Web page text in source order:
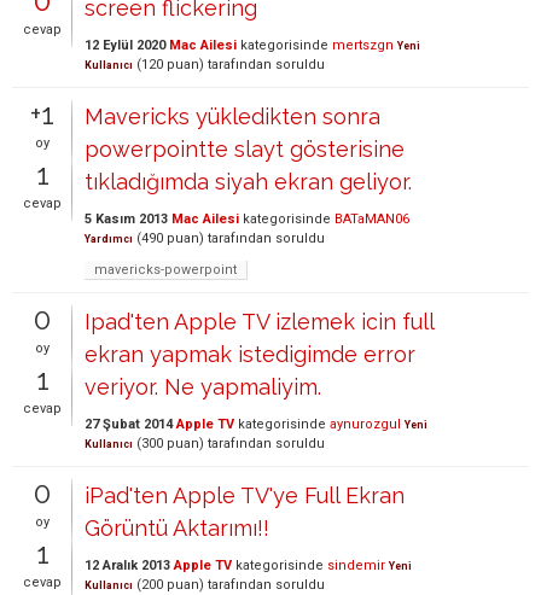
cevap
screen flickering
12 Eylül 2020 Mac Ailesi kategorisinde mertszgn Yeni
Kullanıcı (120 puan) tarafından soruldu
+1
oy
1
cevap
Mavericks yükledikten sonra
powerpointte slayt gösterisine
tıkladığımda siyah ekran geliyor.
5 Kasım 2013 Mac Ailesi kategorisinde BATaMAN06
Yardımcı (490 puan) tarafından soruldu
mavericks-powerpoint
0
oy
1
cevap
Ipad'ten Apple TV izlemek icin full
ekran yapmak istedigimde error
veriyor. Ne yapmaliyim.
27 Şubat 2014 Apple TV kategorisinde aynurozgul Yeni
Kullanıcı (300 puan) tarafından soruldu
0
oy
1
cevap
iPad'ten Apple TV'ye Full Ekran
Görüntü Aktarımı!!
12 Aralık 2013 Apple TV kategorisinde sindemir Yeni
Kullanıcı (200 puan) tarafından soruldu